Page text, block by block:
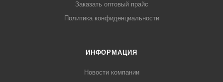
Заказать оптовый прайс
Политика конфиденциальности
ИНФОРМАЦИЯ
Новости компании